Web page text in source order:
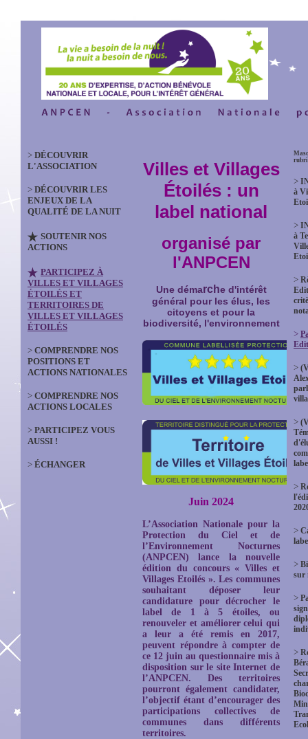
> DÉCOUVRIR
L'ASSOCIATION
> DÉCOUVRIR LES
ENJEUX DE LA
QUALITÉ DE LA NUIT
SOUTENIR NOS
ACTIONS
PARTICIPEZ À
VILLES ET VILLAGES
ÉTOILÉS ET
TERRITOIRES DE
VILLES ET VILLAGES
ÉTOILÉS
> COMPRENDRE NOS
POSITIONS ET
ACTIONS NATIONALES
> COMPRENDRE NOS
ACTIONS LOCALES
> PARTICIPEZ VOUS
AUSSI !
> ÉCHANGER
Villes et Villages
Étoilés : un
label national
organisé par
l'ANPCEN
Une démarche d'intérêt
général pour les élus, les
citoyens et pour la
biodiversité, l'environnement
Juin 2024
L’Association Nationale pour la
Protection du Ciel et de
l’Environnement Nocturnes
(ANPCEN) lance la nouvelle
édition du concours « Villes et
Villages Etoilés ». Les communes
souhaitant déposer leur
candidature pour décrocher le
label de 1 à 5 étoiles, ou
renouveler et améliorer celui qui
a leur a été remis en 2017,
peuvent répondre à compter de
ce 12 juin au questionnaire mis à
disposition sur le site Internet de
l’ANPCEN. Des territoires
pourront également candidater,
l’objectif étant d’encourager des
participations collectives de
communes dans différents
territoires.
>
à
>
à
>
>
>
>
>
>
>
sur
>
>